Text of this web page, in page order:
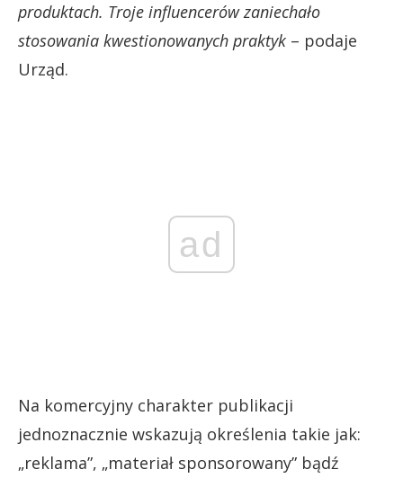
produktach. Troje influencerów zaniechało
stosowania kwestionowanych praktyk – podaje
Urząd.
ad
Na komercyjny charakter publikacji
jednoznacznie wskazują określenia takie jak:
„reklama”, „materiał sponsorowany” bądź